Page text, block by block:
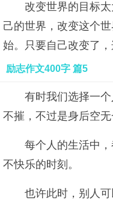
改变世界的目标
己的世界，改变这个
始。只要自己改变了
励志作文400字 篇5
有时我们选择一
不摧，不过是身后空无
每个人的生活中
不快乐的时刻。
也许此时，别人